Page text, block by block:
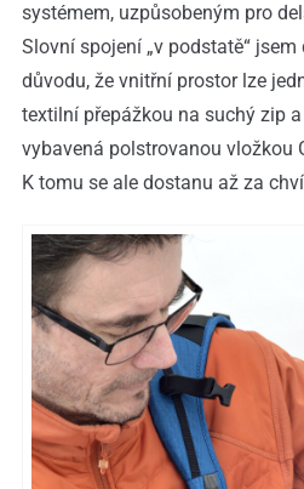
systémem, uzpůsobeným pro
Slovní spojení „v podstatě“
důvodu, že vnitřní prostor lze
textilní přepážkou na suchý zip
vybavená polstrovanou vložkou
K tomu se ale dostanu až za